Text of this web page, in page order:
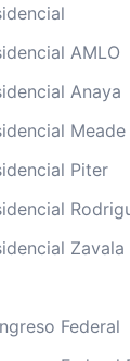
AMLO
Anaya
Meade
Piter
Zavala
Federal